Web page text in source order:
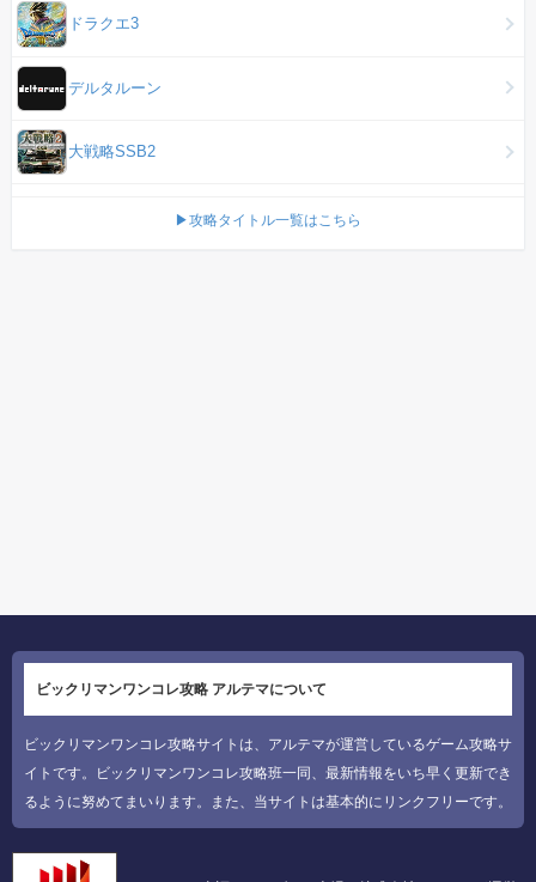
ドラクエ3
デルタルーン
大戦略SSB2
▶攻略タイトル一覧はこちら
ビックリマンワンコレ攻略 アルテマについて
ビックリマンワンコレ攻略サイトは、アルテマが運営しているゲーム攻略サ
イトです。ビックリマンワンコレ攻略班一同、最新情報をいち早く更新でき
るように努めてまいります。また、当サイトは基本的にリンクフリーです。